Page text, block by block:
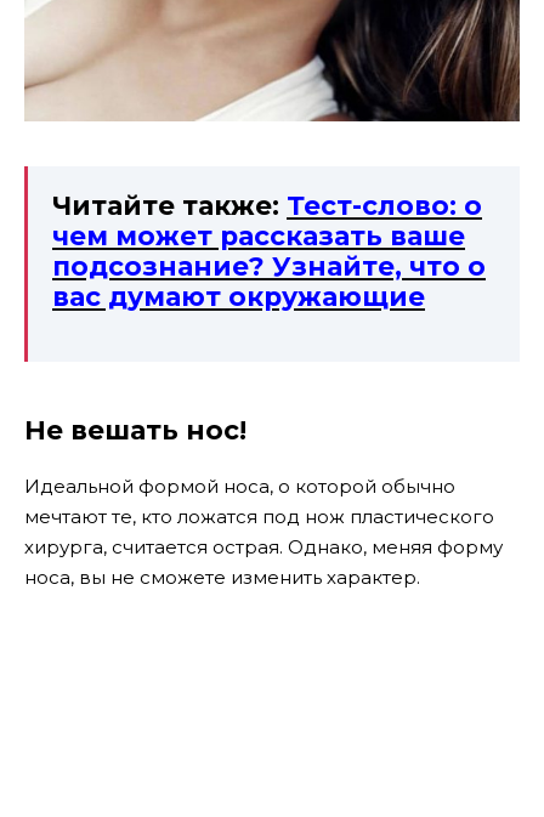
Читайте также: Тест-слово: о
чем может рассказать ваше
подсознание? Узнайте, что о
вас думают окружающие
Не вешать нос!
Идеальной формой носа, о которой обычно
мечтают те, кто ложатся под нож пластического
хирурга, считается острая. Однако, меняя форму
носа, вы не сможете изменить характер.